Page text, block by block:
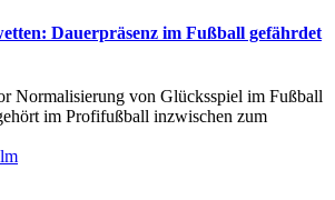
Dauerpräsenz im Fußball gefährdet
Normalisierung von Glücksspiel im Fußball
im Profifußball inzwischen zum